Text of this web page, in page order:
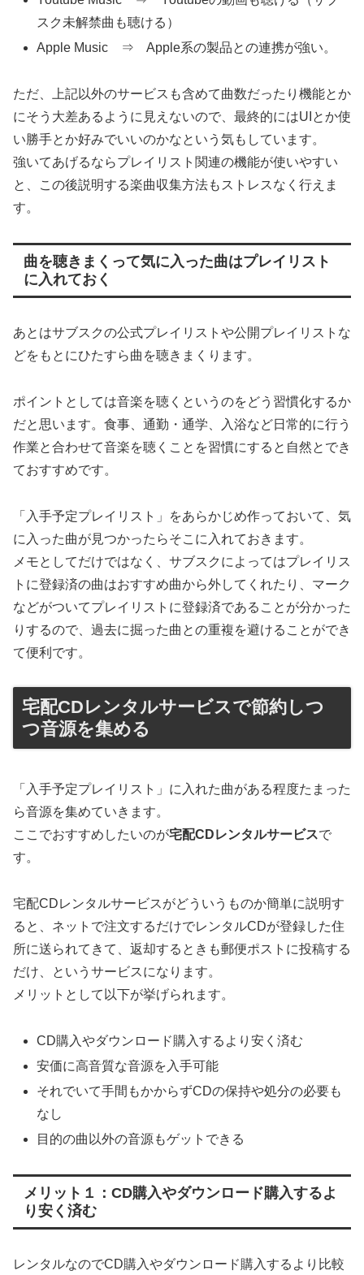
スク未解禁曲も聴ける）
Apple Music ⇒ Apple系の製品との連携が強い。
ただ、上記以外のサービスも含めて曲数だったり機能とか
にそう大差あるように見えないので、最終的にはUIとか使
い勝手とか好みでいいのかなという気もしています。
強いてあげるならプレイリスト関連の機能が使いやすい
と、この後説明する楽曲収集方法もストレスなく行えま
す。
曲を聴きまくって気に入った曲はプレイリスト
に入れておく
あとはサブスクの公式プレイリストや公開プレイリストな
どをもとにひたすら曲を聴きまくります。
ポイントとしては音楽を聴くというのをどう習慣化するか
だと思います。食事、通勤・通学、入浴など日常的に行う
作業と合わせて音楽を聴くことを習慣にすると自然とでき
ておすすめです。
「入手予定プレイリスト」をあらかじめ作っておいて、気
に入った曲が見つかったらそこに入れておきます。
メモとしてだけではなく、サブスクによってはプレイリス
トに登録済の曲はおすすめ曲から外してくれたり、マーク
などがついてプレイリストに登録済であることが分かった
りするので、過去に掘った曲との重複を避けることができ
て便利です。
宅配CDレンタルサービスで節約しつ
つ音源を集める
「入手予定プレイリスト」に入れた曲がある程度たまった
ら音源を集めていきます。
ここでおすすめしたいのが宅配CDレンタルサービスで
す。
宅配CDレンタルサービスがどういうものか簡単に説明す
ると、ネットで注文するだけでレンタルCDが登録した住
所に送られてきて、返却するときも郵便ポストに投稿する
だけ、というサービスになります。
メリットとして以下が挙げられます。
CD購入やダウンロード購入するより安く済む
安価に高音質な音源を入手可能
それでいて手間もかからずCDの保持や処分の必要も
なし
目的の曲以外の音源もゲットできる
メリット１：CD購入やダウンロード購入するよ
り安く済む
レンタルなのでCD購入やダウンロード購入するより比較